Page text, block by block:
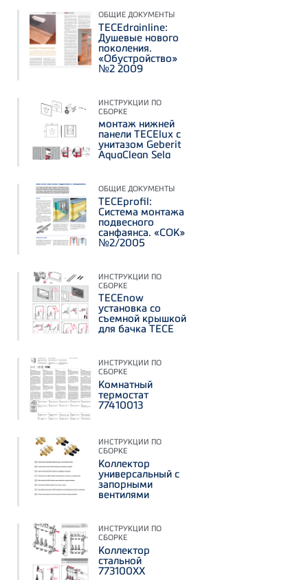
ОБЩИЕ ДОКУМЕНТЫ
TECEdrainline:
Душевые нового
поколения.
«Обустройство»
№2 2009
ИНСТРУКЦИИ ПО
СБОРКЕ
монтаж нижней
панели TECElux с
унитазом Geberit
AquaClean Sela
ОБЩИЕ ДОКУМЕНТЫ
TECEprofil:
Система монтажа
подвесного
санфаянса. «СОК»
№2/2005
ИНСТРУКЦИИ ПО
СБОРКЕ
TECEnow
установка со
съемной крышкой
для бачка ТЕСЕ
ИНСТРУКЦИИ ПО
СБОРКЕ
Комнатный
термостат
77410013
ИНСТРУКЦИИ ПО
СБОРКЕ
Коллектор
универсальный с
запорными
вентилями
ИНСТРУКЦИИ ПО
СБОРКЕ
Коллектор
стальной
773100XX